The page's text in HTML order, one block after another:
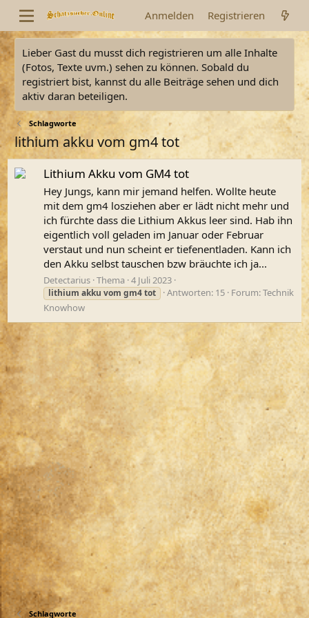
Anmelden Registrieren
Lieber Gast du musst dich registrieren um alle Inhalte
(Fotos, Texte uvm.) sehen zu können. Sobald du
registriert bist, kannst du alle Beiträge sehen und dich
aktiv daran beteiligen.
Schlagworte
lithium akku vom gm4 tot
Lithium Akku vom GM4 tot
Hey Jungs, kann mir jemand helfen. Wollte heute
mit dem gm4 losziehen aber er lädt nicht mehr und
ich fürchte dass die Lithium Akkus leer sind. Hab ihn
eigentlich voll geladen im Januar oder Februar
verstaut und nun scheint er tiefenentladen. Kann ich
den Akku selbst tauschen bzw bräuchte ich ja...
Detectarius Thema 4 Juli 2023
lithium akku vom gm4tot Antworten: 15 Forum:Technik
Knowhow
Schlagworte